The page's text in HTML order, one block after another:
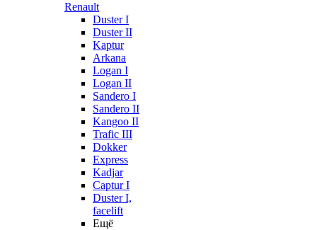
Renault
Duster I
Duster II
Kaptur
Arkana
Logan I
Logan II
Sandero I
Sandero II
Kangoo II
Trafic III
Dokker
Express
Kadjar
Captur I
Duster I,
facelift
Ещё